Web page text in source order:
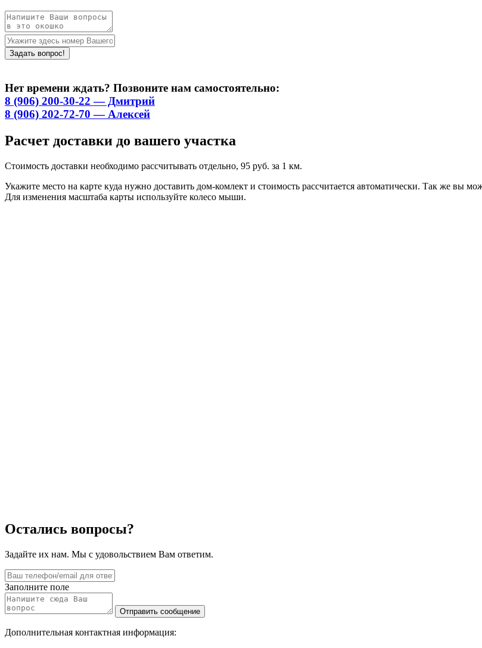
Нет времени ждать? Позвоните нам самостоятельно:
8 (906) 200-30-22 — Дмитрий
8 (906) 202-72-70 — Алексей
Расчет доставки до вашего участка
Стоимость доставки необходимо рассчитывать отдельно, 95 руб. за 1 км.
Укажите место на карте куда нужно доставить дом-комлект и стоимость рассчитается автоматически. Так же вы
Для изменения масштаба карты используйте колесо мыши.
Остались вопросы?
Задайте их нам. Мы с удовольствием Вам ответим.
Заполните поле
Дополнительная контактная информация: